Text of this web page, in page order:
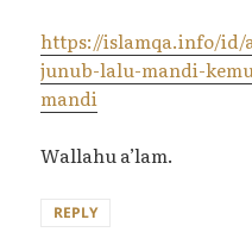
https://islamqa.info/id/
junub-lalu-mandi-
mandi
Wallahu a’lam.
REPLY